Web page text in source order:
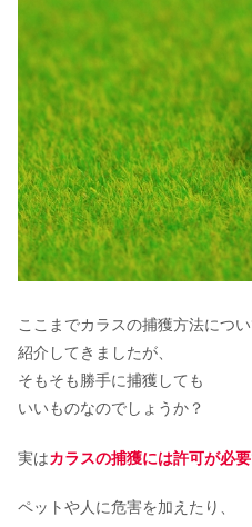
ここまでカラスの捕獲方法につい
紹介してきましたが、
そもそも勝手に捕獲しても
いいものなのでしょうか？
実はカラスの捕獲には許可が必要
ペットや人に危害を加えたり、